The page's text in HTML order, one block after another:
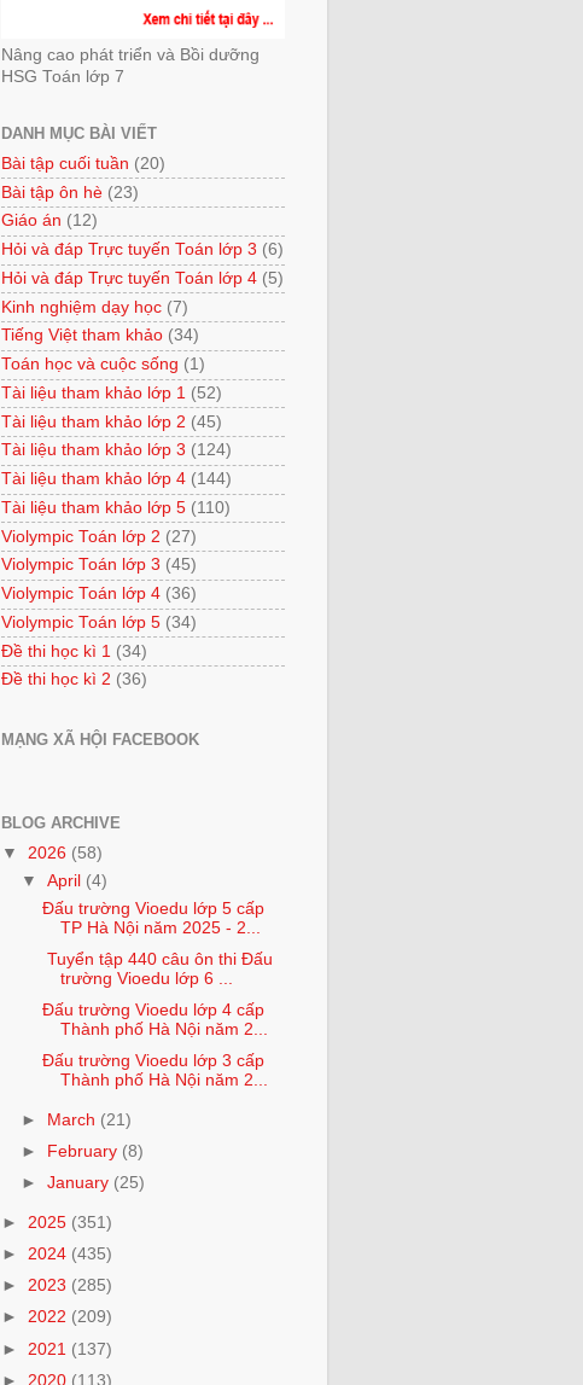
Nâng cao phát triển và Bồi dưỡng
HSG Toán lớp 7
DANH MỤC BÀI VIẾT
Bài tập cuối tuần (20)
Bài tập ôn hè (23)
Giáo án (12)
Hỏi và đáp Trực tuyến Toán lớp 3 (6)
Hỏi và đáp Trực tuyến Toán lớp 4 (5)
Kinh nghiệm dạy học (7)
Tiếng Việt tham khảo (34)
Toán học và cuộc sống (1)
Tài liệu tham khảo lớp 1 (52)
Tài liệu tham khảo lớp 2 (45)
Tài liệu tham khảo lớp 3 (124)
Tài liệu tham khảo lớp 4 (144)
Tài liệu tham khảo lớp 5 (110)
Violympic Toán lớp 2 (27)
Violympic Toán lớp 3 (45)
Violympic Toán lớp 4 (36)
Violympic Toán lớp 5 (34)
Đề thi học kì 1 (34)
Đề thi học kì 2 (36)
MẠNG XÃ HỘI FACEBOOK
BLOG ARCHIVE
▼ 2026 (58)
▼April (4)
Đấu trường Vioedu lớp 5 cấp
TP Hà Nội năm 2025 - 2...
Tuyển tập 440 câu ôn thi Đấu
trường Vioedu lớp 6 ...
Đấu trường Vioedu lớp 4 cấp
Thành phố Hà Nội năm 2...
Đấu trường Vioedu lớp 3 cấp
Thành phố Hà Nội năm 2...
► March (21)
►
February (8)
►January (25)
► 2025 (351)
► 2024 (435)
► 2023 (285)
► 2022 (209)
► 2021 (137)
► 2020 (113)